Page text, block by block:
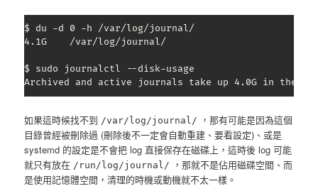
$ du -d 0 -h /var/log/journal/
4.1G	/var/log/journal/
$ sudo journalctl --disk-usage
Archived and active journals take up 4.0G in the
如果這時候找不到 /var/log/journal/
，那有可能是因為這個
目錄曾經被刪除過 (刪除後不一定會自動重建、要看設定)、或是
systemd 的設定是不會把 log 直接保存在磁碟上，這時後 log 可能
就只有放在 /run/log/journal/
，那就不是佔用磁碟空間、而
是使用記憶體空間，清理的時機或動機就不太一樣。